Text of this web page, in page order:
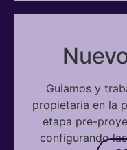
Guiamos y
propietaria en la
etapa pre-
configurando